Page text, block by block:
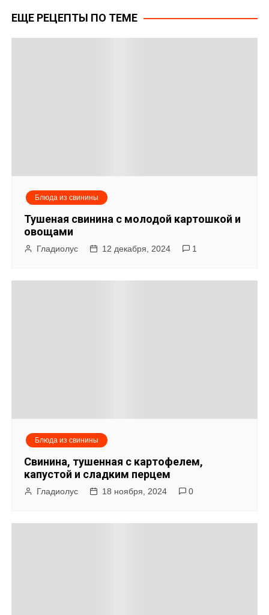
в
а
м
ЕЩЕ РЕЦЕПТЫ ПО ТЕМЕ
Блюда из свинины
Тушеная свинина с молодой картошкой и
овощами
Гладиолус 12 декабря, 2024 1
Блюда из свинины
Свинина, тушенная с картофелем,
капустой и сладким перцем
Гладиолус 18 ноября, 2024 0